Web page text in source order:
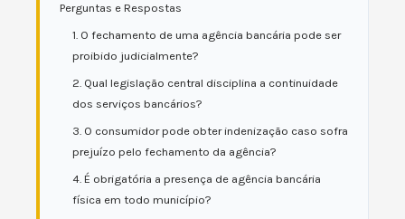
Perguntas e Respostas
1. O fechamento de uma agência bancária pode ser
proibido judicialmente?
2. Qual legislação central disciplina a continuidade
dos serviços bancários?
3. O consumidor pode obter indenização caso sofra
prejuízo pelo fechamento da agência?
4. É obrigatória a presença de agência bancária
física em todo município?